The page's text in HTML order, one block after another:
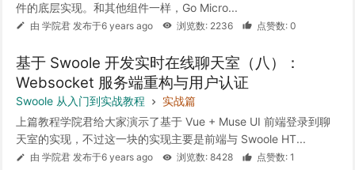
件的底层实现。和其他组件一样，Go Micro...
由 学院君 发布于6 years ago 浏览数: 2236 点赞数: 0
基于 Swoole 开发实时在线聊天室（八）：
Websocket 服务端重构与用户认证
Swoole 从入门到实战教程
实战篇
上篇教程学院君给大家演示了基于 Vue + Muse UI 前端登录到聊
天室的实现，不过这一块的实现主要是前端与 Swoole HT...
由 学院君 发布于6 years ago 浏览数: 8428 点赞数: 1